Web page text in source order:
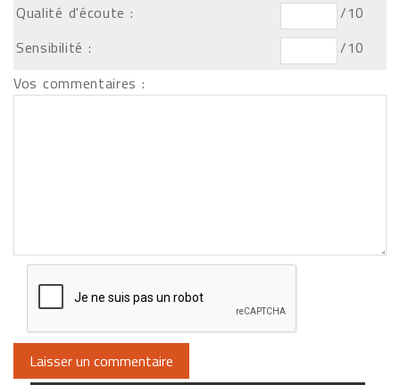
Qualité d'écoute :
/10
Sensibilité :
/10
Vos commentaires :